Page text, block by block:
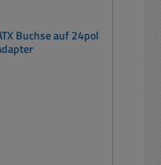
Buchse auf 24pol